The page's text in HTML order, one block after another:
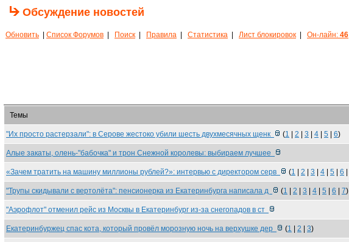
Обсуждение новостей
Обновить Список Форумов Поиск Правила Статистика Лист блокировок Он-лайн: 46
Темы
"Их просто растерзали": в Серове жестоко убили шесть двухмесячных щенк (1 2 3 4 5 6)
Алые закаты, олень-"бабочка" и трон Снежной королевы: выбираем лучшее
«Зачем тратить на машину миллионы рублей?»: интервью с директором серв (1 2 3 4 5 6
"Трупы скидывали с вертолёта": пенсионерка из Екатеринбурга написала д (1 2 3 4 5 6 7)
"Аэрофлот" отменил рейс из Москвы в Екатеринбург из-за снегопадов в ст
Екатеринбуржец спас кота, который провёл морозную ночь на верхушке дер (1 2 3)